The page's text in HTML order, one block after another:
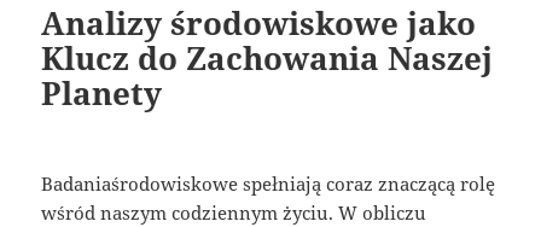
Analizy środowiskowe jako
Klucz do Zachowania Naszej
Planety
Badaniaśrodowiskowe spełniają coraz znaczącą rolę
wśród naszym codziennym życiu. W obliczu